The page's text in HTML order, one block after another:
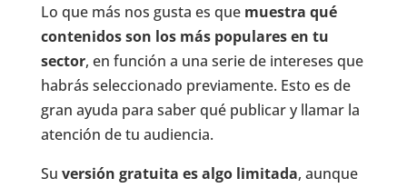
Lo que más nos gusta es que muestra qué
contenidos son los más populares en tu
sector, en función a una serie de intereses que
habrás seleccionado previamente. Esto es de
gran ayuda para saber qué publicar y llamar la
atención de tu audiencia.
Su versión gratuita es algo limitada, aunque